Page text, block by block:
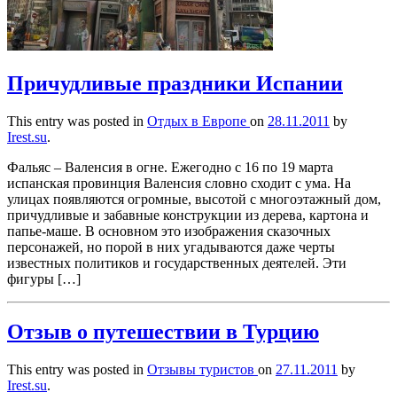
Причудливые праздники Испании
This entry was posted in Отдых в Европе on 28.11.2011 by
Irest.su.
Фальяс – Валенсия в огне. Ежегодно с 16 по 19 марта
испанская провинция Валенсия словно сходит с ума. На
улицах появляются огромные, высотой с многоэтажный дом,
причудливые и забавные конструкции из дерева, картона и
папье-маше. В основном это изображения сказочных
персонажей, но порой в них угадываются даже черты
известных политиков и государственных деятелей. Эти
фигуры […]
Отзыв о путешествии в Турцию
This entry was posted in Отзывы туристов on 27.11.2011 by
Irest.su.